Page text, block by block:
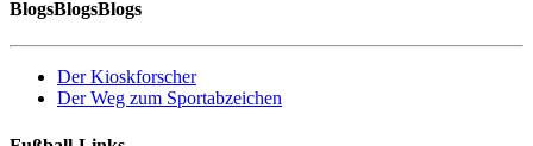
BlogsBlogsBlogs
Der Kioskforscher
Der Weg zum Sportabzeichen